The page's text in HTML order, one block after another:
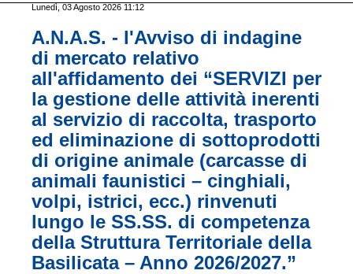
Lunedì, 03 Agosto 2026 11:12
A.N.A.S. - l'Avviso di indagine
di mercato relativo
all'affidamento dei “SERVIZI per
la gestione delle attività inerenti
al servizio di raccolta, trasporto
ed eliminazione di sottoprodotti
di origine animale (carcasse di
animali faunistici – cinghiali,
volpi, istrici, ecc.) rinvenuti
lungo le SS.SS. di competenza
della Struttura Territoriale della
Basilicata – Anno 2026/2027.”